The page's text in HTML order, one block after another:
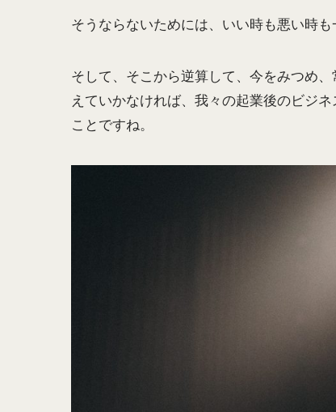
そうならないためには、いい時も悪い時
そして、そこから逆算して、今をみつめ
えていかなければ、我々の起業後のビジ
ことですね。